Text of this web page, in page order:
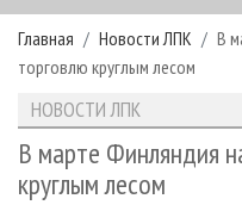
РУБРИКИ И ТЕМЫ
РУБРИКИ ЖУРНАЛА
ЛЕСОЗАГОТОВКА
ЛЕСОПИЛЕНИЕ
НОВОСТИ
НОВОСТИ ЛПК
НОВОСТИ ЖУРНАЛА
ПРОЕКТЫ ЛПИ
АНАЛИТИКА
ПРЕДПРИЯТИЯ ЛПК
АРХИВ ЖУРНАЛОВ
О ЖУРНАЛЕ
Главная Новости ЛПК
В
торговлю круглым лесом
НОВОСТИ ЛПК
В марте Финляндия
круглым лесом